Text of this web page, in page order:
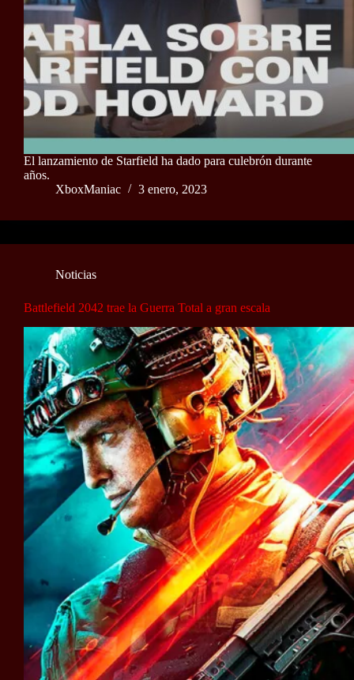
El lanzamiento de Starfield ha dado para culebrón durante
años.
XboxManiac
3 enero, 2023
Noticias
Battlefield 2042 trae la Guerra Total a gran escala